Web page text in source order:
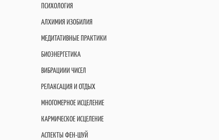
ПСИХОЛОГИЯ
АЛХИМИЯ ИЗОБИЛИЯ
МЕДИТАТИВНЫЕ ПРАКТИКИ
БИОЭНЕРГЕТИКА
ВИБРАЦИИИ ЧИСЕЛ
РЕЛАКСАЦИЯ И ОТДЫХ
МНОГОМЕРНОЕ ИСЦЕЛЕНИЕ
КАРМИЧЕСКОЕ ИСЦЕЛЕНИЕ
АСПЕКТЫ ФЕН-ШУЙ